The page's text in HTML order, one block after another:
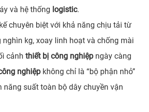
và hệ thống logistic.
chuyên biệt với khả năng chịu tải từ
kg, xoay linh hoạt và chống mài
cảnh thiết bị công nghiệp ngày càng
nghiệp không chỉ là “bộ phận nhỏ”
năng suất toàn bộ dây chuyền vận